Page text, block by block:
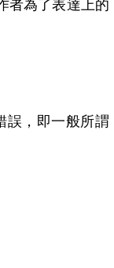
者為了表達上的
誤，即一般所謂